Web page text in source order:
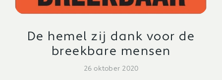
De hemel zij dank voor de
breekbare mensen
26 oktober 2020